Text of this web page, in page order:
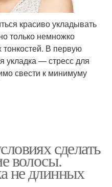
красиво укладывать
только немножко
тонкостей. В первую
укладка — стресс для
свести к минимуму
сделать
волосы.
не длинных